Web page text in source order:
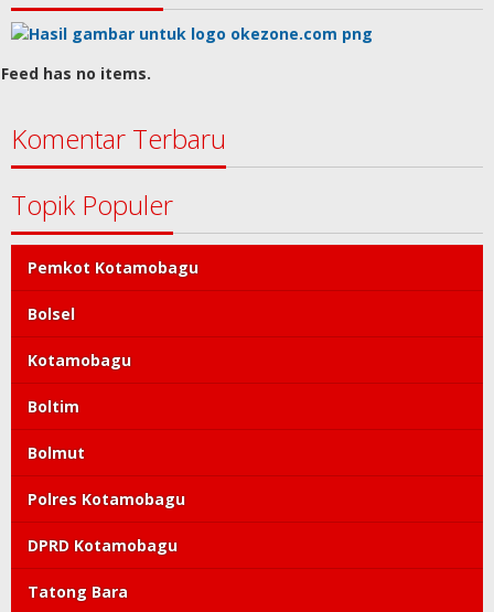
Feed has no items.
Komentar Terbaru
Topik Populer
Pemkot Kotamobagu
Bolsel
Kotamobagu
Boltim
Bolmut
Polres Kotamobagu
DPRD Kotamobagu
Tatong Bara